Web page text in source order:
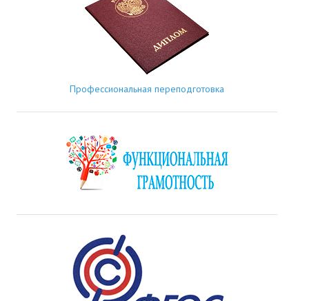
Профессиональная переподготовка